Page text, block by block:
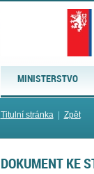
MINISTERSTVO
Titulní stránka| Zpět
DOKUMENT KE